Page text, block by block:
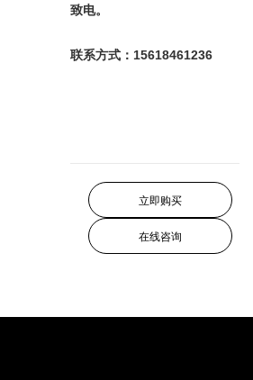
致电。
联系方式：15618461236
立即购买
在线咨询